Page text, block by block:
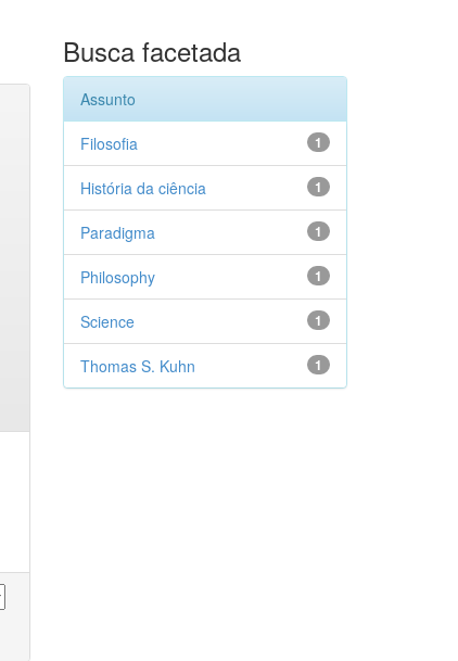
Busca facetada
Assunto
1
Filosofia
1
História da ciência
1
Paradigma
1
Philosophy
1
Science
1
Thomas S. Kuhn